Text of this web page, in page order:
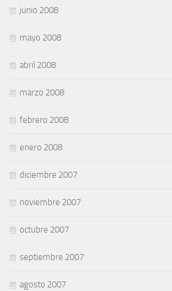
junio 2008
mayo 2008
abril 2008
marzo 2008
febrero 2008
enero 2008
diciembre 2007
noviembre 2007
octubre 2007
septiembre 2007
agosto 2007